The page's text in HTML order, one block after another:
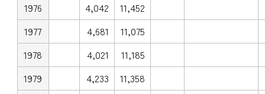
1976
4,042
11,452
1977
4,681
11,075
1978
4,021
11,185
1979
4,233
11,358